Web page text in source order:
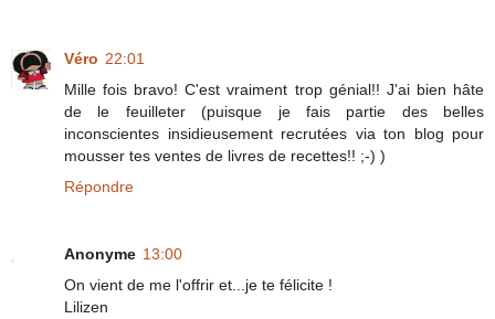
Véro 22:01
Mille fois bravo! C'est vraiment trop génial!! J'ai bien hâte
de le feuilleter (puisque je fais partie des belles
inconscientes insidieusement recrutées via ton blog pour
mousser tes ventes de livres de recettes!! ;-) )
Répondre
Anonyme 13:00
On vient de me l'offrir et...je te félicite !
Lilizen